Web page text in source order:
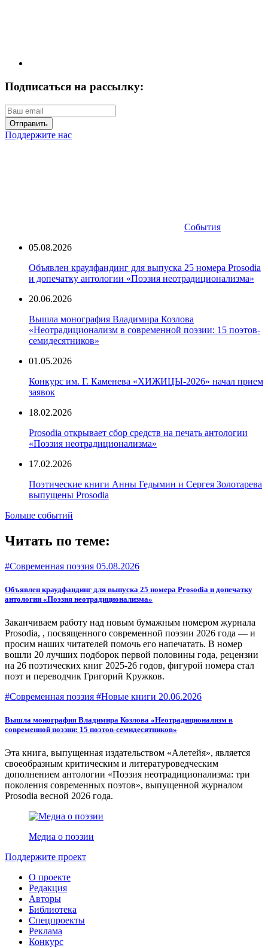
Подписаться на рассылку:
Отправить
Поддержите нас
События
05.08.2026
Объявлен краудфандинг для выпуска 25 номера Prosodia
и допечатку антологии «Поэзия неотрадиционализма»
20.06.2026
Вышла монография Владимира Козлова
«Неотрадиционализм в современной поэзии: 15 поэтов-
семидесятников»
01.05.2026
Конкурс им. Г. Каменева «ХИЖИЦЫ-2026» начал прием
заявок
18.02.2026
Prosodia открывает сбор средств на печать антологии
«Поэзия неотрадиционализма»
17.02.2026
Поэтические книги Анны Гедымин и Сергея Золотарева
выпущены Prosodia
Больше событий
Читать по теме:
#Современная поэзия 05.08.2026
Объявлен краудфандинг для выпуска 25 номера Prosodia и допечатку
антологии «Поэзия неотрадиционализма»
Заканчиваем работу над новым бумажным номером журнала
Prosodia, , посвященного современной поэзии 2026 года — и
просим наших читателей помочь его напечатать. В номер
вошли 20 лучших подборок первой половины года, рецензии
на 26 поэтических книг 2025-26 годов, фигурой номера стал
поэт и переводчик Григорий Кружков.
#Современная поэзия #Новые книги 20.06.2026
Вышла монография Владимира Козлова «Неотрадиционализм в
современной поэзии: 15 поэтов-семидесятников»
Эта книга, выпущенная издательством «Алетейя», является
своеобразным критическим и литературоведческим
дополнением антологии «Поэзия неотрадиционализма: три
поколения современных поэтов», выпущенной журналом
Prosodia весной 2026 года.
Медиа о поэзии
Поддержите проект
О проекте
Редакция
Авторы
Библиотека
Спецпроекты
Реклама
Конкурс